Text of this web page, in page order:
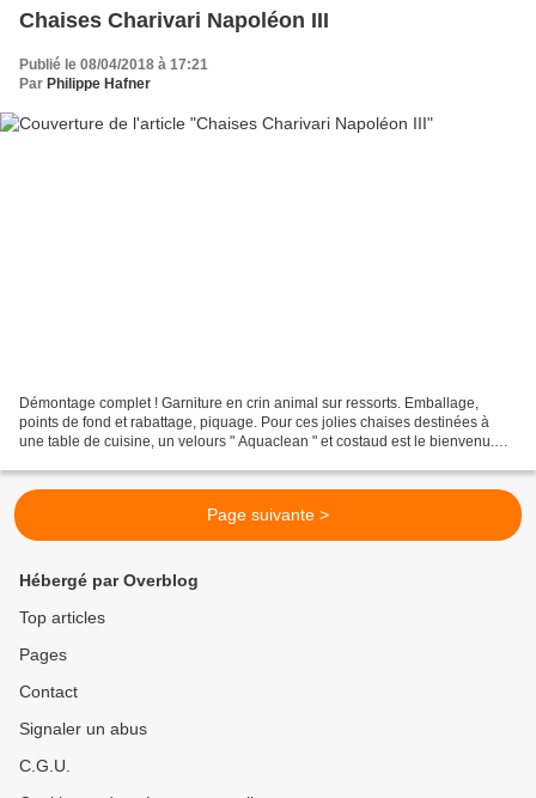
Chaises Charivari Napoléon III
Publié le 08/04/2018 à 17:21
Par Philippe Hafner
Démontage complet ! Garniture en crin animal sur ressorts. Emballage,
points de fond et rabattage, piquage. Pour ces jolies chaises destinées à
une table de cuisine, un velours " Aquaclean " et costaud est le bienvenu.
Page suivante >
Hébergé par Overblog
Top articles
Pages
Contact
Signaler un abus
C.G.U.